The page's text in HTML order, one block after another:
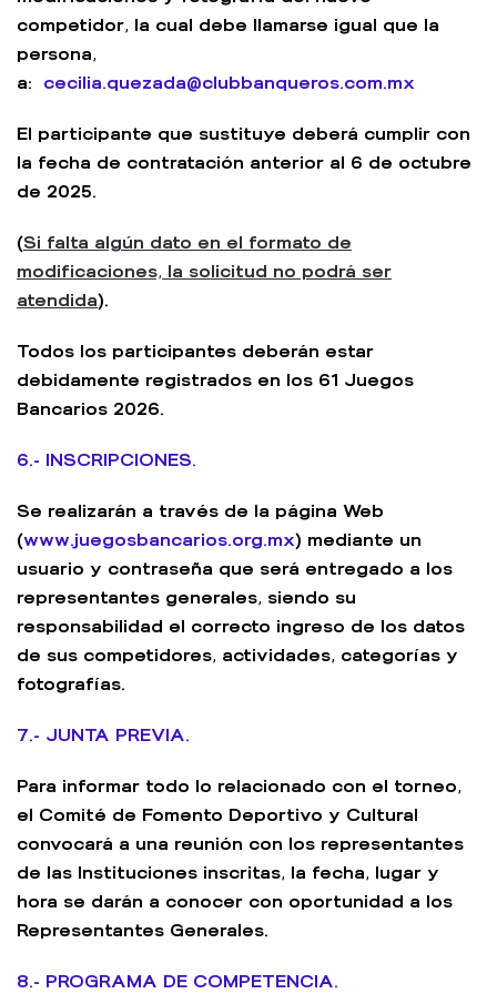
competidor, la cual debe llamarse igual que la
persona,
a: cecilia.quezada@clubbanqueros.com.mx
El participante que sustituye deberá cumplir con
la fecha de contratación anterior al 6 de octubre
de 2025.
(Si falta algún dato en el formato de
modificaciones, la solicitud no podrá ser
atendida).
Todos los participantes deberán estar
debidamente registrados en los 61 Juegos
Bancarios 2026.
6.- INSCRIPCIONES.
Se realizarán a través de la página Web
(www.juegosbancarios.org.mx) mediante un
usuario y contraseña que será entregado a los
representantes generales, siendo su
responsabilidad el correcto ingreso de los datos
de sus competidores, actividades, categorías y
fotografías.
7.- JUNTA PREVIA.
Para informar todo lo relacionado con el torneo,
el Comité de Fomento Deportivo y Cultural
convocará a una reunión con los representantes
de las Instituciones inscritas, la fecha, lugar y
hora se darán a conocer con oportunidad a los
Representantes Generales.
8.- PROGRAMA DE COMPETENCIA.